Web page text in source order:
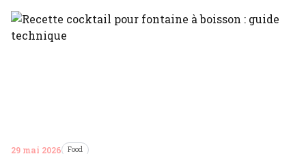
29 mai 2026 Food